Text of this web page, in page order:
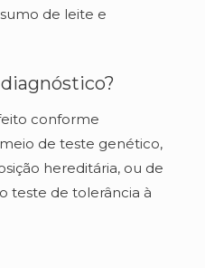
de leite e
conforme
de teste genético,
hereditária, ou de
teste de tolerância à